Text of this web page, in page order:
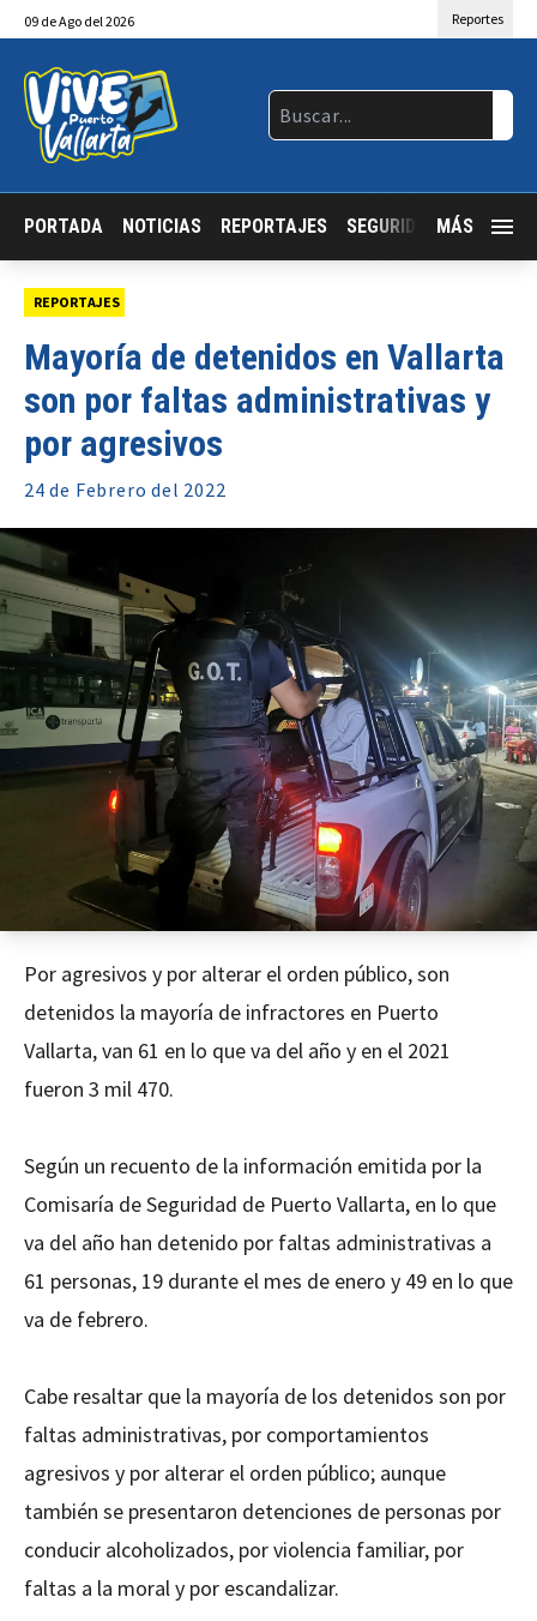
09 deAgo del 2026 Reportes
PORTADA NOTICIAS REPORTAJES SEGURIDAD JALISCO
MÁS
REPORTAJES
Mayoría de detenidos en Vallarta
son por faltas administrativas y
por agresivos
24 de Febrero del 2022
Por agresivos y por alterar el orden público, son
detenidos la mayoría de infractores en Puerto
Vallarta, van 61 en lo que va del año y en el 2021
fueron 3 mil 470.
Según un recuento de la información emitida por la
Comisaría de Seguridad de Puerto Vallarta, en lo que
va del año han detenido por faltas administrativas a
61 personas, 19 durante el mes de enero y 49 en lo que
va de febrero.
Cabe resaltar que la mayoría de los detenidos son por
faltas administrativas, por comportamientos
agresivos y por alterar el orden público; aunque
también se presentaron detenciones de personas por
conducir alcoholizados, por violencia familiar, por
faltas a la moral y por escandalizar.